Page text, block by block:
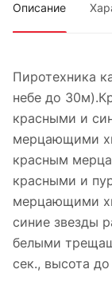
Описание
Пиротехника
небе до
красными и
мерцающими
красным
красными и
мерцающими
синие звезды
белыми
сек., высота